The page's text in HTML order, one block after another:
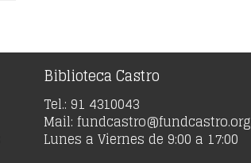
Biblioteca Castro
Tel.: 91 4310043
Mail: fundcastro@fundcastro.org
Lunes a Viernes de 9:00 a 17:00